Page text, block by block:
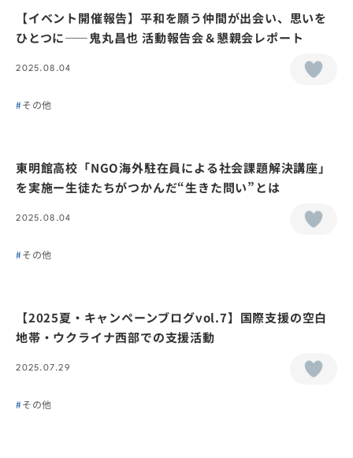
【イベント開催報告】平和を願う仲間が出会い、思いを
ひとつに——鬼丸昌也 活動報告会＆懇親会レポート
2025.08.04
その他
東明館高校「NGO海外駐在員による社会課題解決講座」
を実施ー生徒たちがつかんだ“生きた問い”とは
2025.08.04
その他
【2025夏・キャンペーンブログvol.7】国際支援の空白
地帯・ウクライナ西部での支援活動
2025.07.29
その他